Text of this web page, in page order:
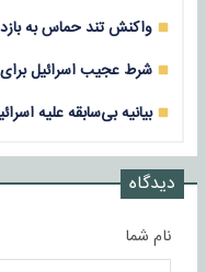
واکنش تند حماس به
شرط عجیب اسرائیل برای
بیانیه بی‌سابقه علیه
دیدگاه
نام شما